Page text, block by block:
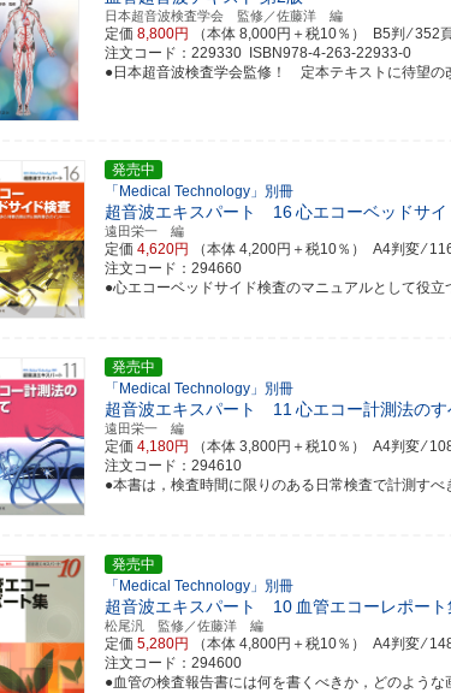
日本超音波検査学会 監修／佐藤洋 編
定価 8,800円 （本体 8,000円＋税10％） B5判 ⁄ 352
注文コード：229330 ISBN978-4-263-22933-0
●日本超音波検査学会監修！ 定本テキストに待望の
発売中
「Medical Technology」別冊
超音波エキスパート 16心エコーベッドサイ
遠田栄一 編
定価 4,620円 （本体 4,200円＋税10％） A4判変 ⁄
注文コード：294660
●心エコーベッドサイド検査のマニュアルとして役立
発売中
「Medical Technology」別冊
超音波エキスパート 11心エコー計測法のす
遠田栄一 編
定価 4,180円 （本体 3,800円＋税10％） A4判変 ⁄
注文コード：294610
●本書は，検査時間に限りのある日常検査で計測す
発売中
「Medical Technology」別冊
超音波エキスパート 10 血管エコーレポート
松尾汎 監修／佐藤洋 編
定価 5,280円 （本体 4,800円＋税10％） A4判変 ⁄
注文コード：294600
●血管の検査報告書には何を書くべきか，どのよう